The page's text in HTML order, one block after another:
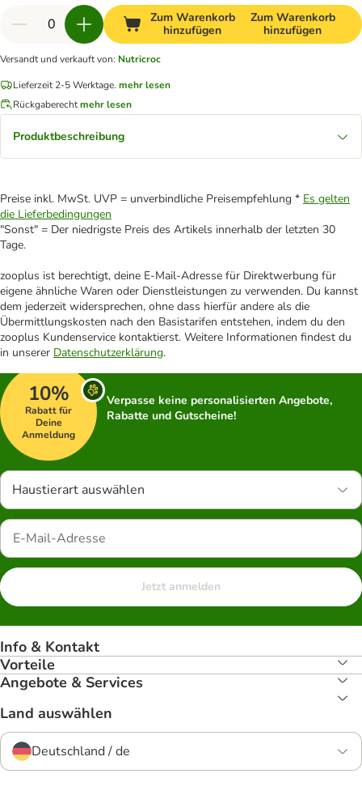
Zum Warenkorb
hinzufügen
Zum Warenkorb
hinzufügen
Versandt und verkauft von: Nutricroc
Lieferzeit 2-5 Werktage. mehr lesen
Rückgaberechtmehr lesen
Produktbeschreibung
Preise inkl. MwSt. UVP = unverbindliche Preisempfehlung * Es gelten
die Lieferbedingungen
"Sonst" = Der niedrigste Preis des Artikels innerhalb der letzten 30
Tage.
zooplus ist berechtigt, deine E-Mail-Adresse für Direktwerbung für
eigene ähnliche Waren oder Dienstleistungen zu verwenden. Du kannst
dem jederzeit widersprechen, ohne dass hierfür andere als die
Übermittlungskosten nach den Basistarifen entstehen, indem du den
zooplus Kundenservice kontaktierst. Weitere Informationen findest du
in unserer Datenschutzerklärung.
10%
Rabatt für
Deine
Anmeldung
Verpasse keine personalisierten Angebote,
Rabatte und Gutscheine!
Haustierart auswählen
Jetzt anmelden
Info & Kontakt
Vorteile
Angebote & Services
Land auswählen
Deutschland / de